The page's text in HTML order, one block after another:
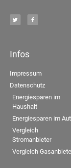
Infos
Impressum
Datenschutz
Energiesparen im
Haushalt
Energiesparen im
Vergleich
Stromanbieter
Vergleich